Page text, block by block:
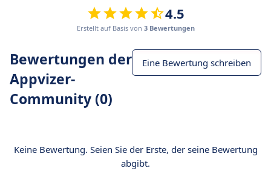
4.5
Erstellt auf Basis von 3 Bewertungen
Bewertungen der
Appvizer-
Community (0)
Eine Bewertung schreiben
Keine Bewertung. Seien Sie der Erste, der seine Bewertung
abgibt.